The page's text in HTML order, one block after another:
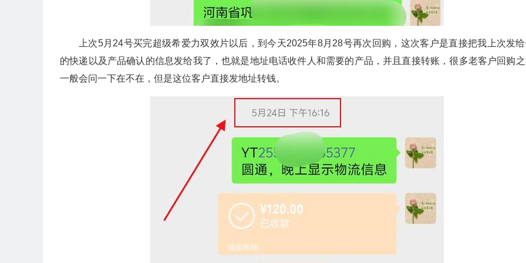
上次5月24号买完超级希爱力双效片以后，到今天2025年8月28号再次回购，这次客户是直接把我上次发
的快递以及产品确认的信息发给我了，也就是地址电话收件人和需要的产品，并且直接转账，很多老客户回购
一般会问一下在不在，但是这位客户直接发地址转钱。